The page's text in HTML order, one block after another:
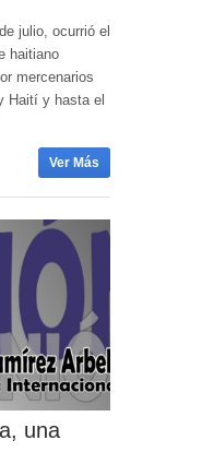
julio, ocurrió el
haitiano
mercenarios
Haití y hasta el
Ver Más
una